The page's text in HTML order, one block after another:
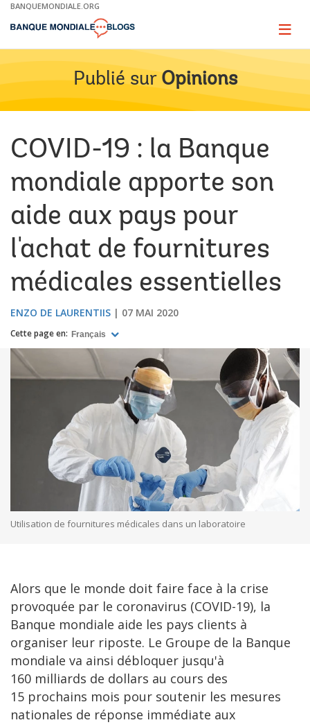
Skip
Main
BANQUEMONDIALE.ORG
Page
Publié sur Opinions
COVID-19 : la Banque
mondiale apporte son
aide aux pays pour
l'achat de fournitures
médicales essentielles
ENZO DE LAURENTIIS 07 MAI 2020
Cette page en: Français
Utilisation de fournitures médicales dans un laboratoire
Alors que le monde doit faire face à la crise
provoquée par le coronavirus (COVID-19), la
Banque mondiale aide les pays clients à
organiser leur riposte. Le Groupe de la Banque
mondiale va ainsi débloquer jusqu'à
160 milliards de dollars au cours des
15 prochains mois pour soutenir les mesures
nationales de réponse immédiate aux